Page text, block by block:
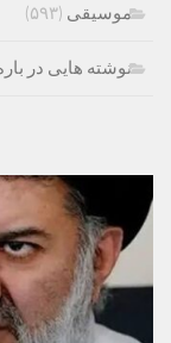
موسیقی (۵۹۳)
نوشته هایی در